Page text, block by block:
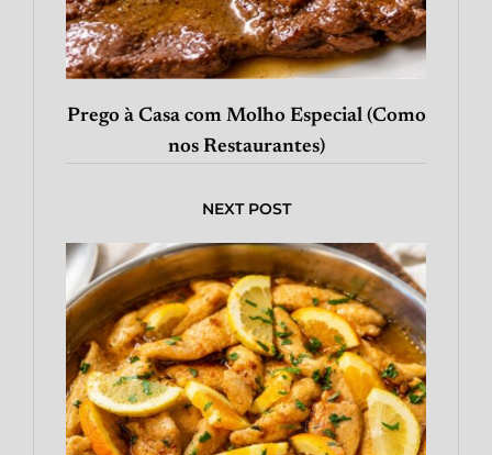
Prego à Casa com Molho Especial (Como
nos Restaurantes)
NEXT POST